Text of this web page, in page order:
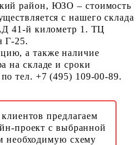
район, ЮЗО – стоимость
с нашего склада
41-й километр 1. ТЦ
Г-25.
а также наличие
на складе и сроки
тел. +7 (495) 109-00-89.
предлагаем
проект с выбранной
необходимую схему